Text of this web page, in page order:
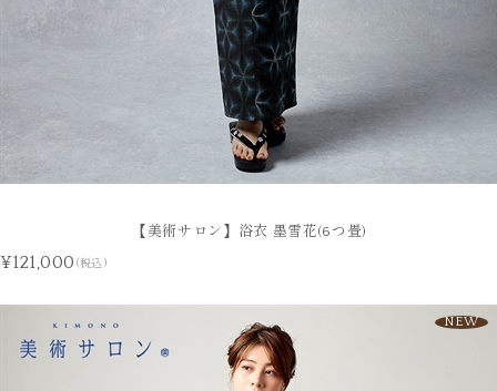
【美術サロン】浴衣 墨雪花(6つ畳)
¥121,000 (税込)
NEW